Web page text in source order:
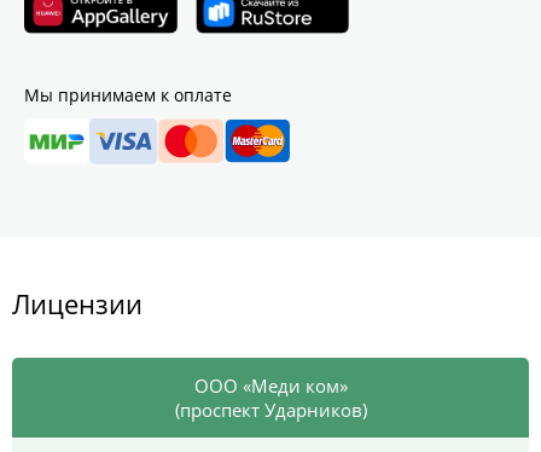
Мы принимаем к оплате
Лицензии
ООО «Меди ком»
(проспект Ударников)